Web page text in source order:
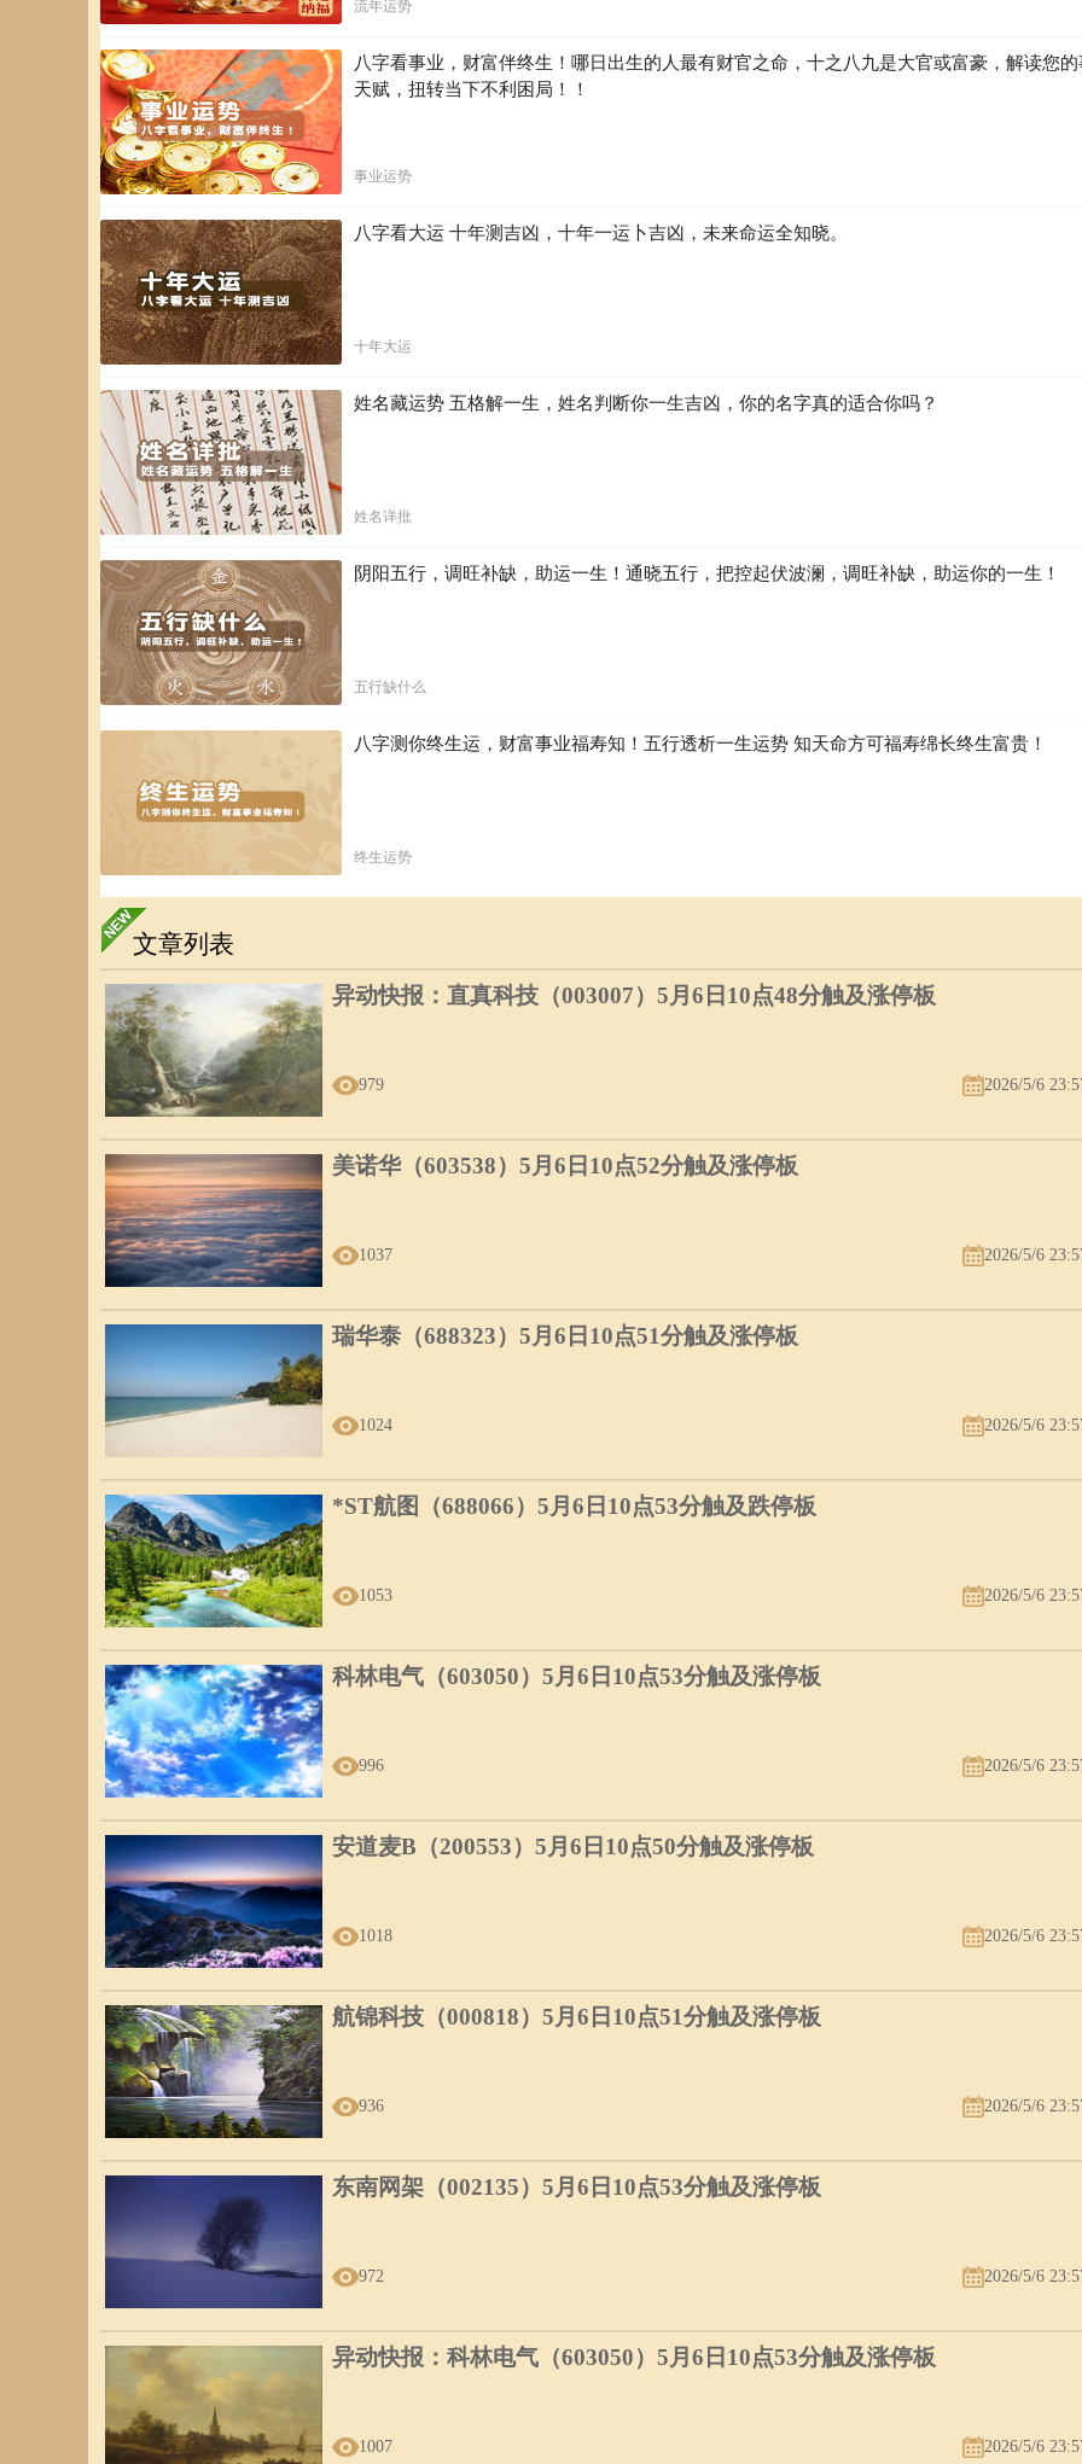
流年运势
八字看事业，财富伴终生！哪日出生的人最有财官之命，十之八九是大官或富豪，解读您的
天赋，扭转当下不利困局！！
事业运势
八字看大运 十年测吉凶，十年一运卜吉凶，未来命运全知晓。
十年大运
姓名藏运势 五格解一生，姓名判断你一生吉凶，你的名字真的适合你吗？
姓名详批
阴阳五行，调旺补缺，助运一生！通晓五行，把控起伏波澜，调旺补缺，助运你的一生！
五行缺什么
八字测你终生运，财富事业福寿知！五行透析一生运势 知天命方可福寿绵长终生富贵！
终生运势
文章列表
异动快报：直真科技（003007）5月6日10点48分触及涨停板
979 2026/5/6
美诺华（603538）5月6日10点52分触及涨停板
1037 2026/5/6
瑞华泰（688323）5月6日10点51分触及涨停板
1024 2026/5/6
*ST航图（688066）5月6日10点53分触及跌停板
1053 2026/5/6
科林电气（603050）5月6日10点53分触及涨停板
996 2026/5/6
安道麦B（200553）5月6日10点50分触及涨停板
1018 2026/5/6
航锦科技（000818）5月6日10点51分触及涨停板
936 2026/5/6
东南网架（002135）5月6日10点53分触及涨停板
972 2026/5/6
异动快报：科林电气（603050）5月6日10点53分触及涨停板
1007 2026/5/6